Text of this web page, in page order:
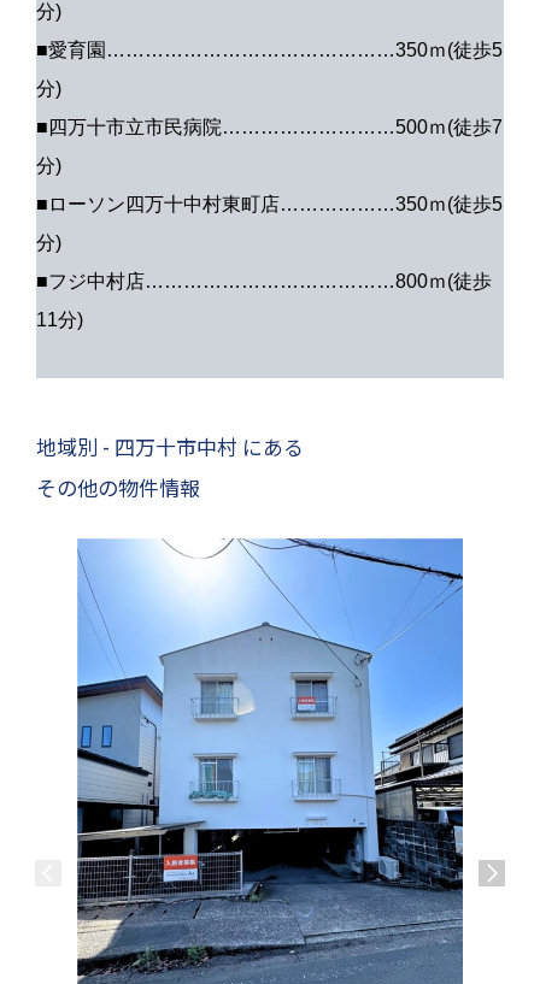
分)
■愛育園………………………………………350ｍ(徒歩5
分)
■四万十市立市民病院………………………500ｍ(徒歩7
分)
■ローソン四万十中村東町店………………350ｍ(徒歩5
分)
■フジ中村店…………………………………800ｍ(徒歩
11分)
地域別 - 四万十市中村 にある
その他の物件情報